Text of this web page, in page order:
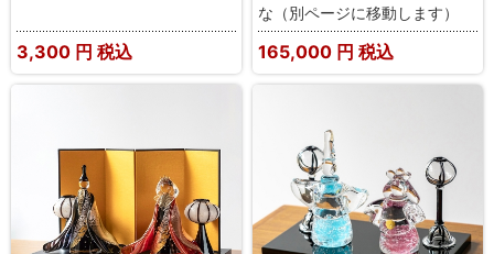
3,300 円 税込
な（別ページに移動します）
165,000 円 税込